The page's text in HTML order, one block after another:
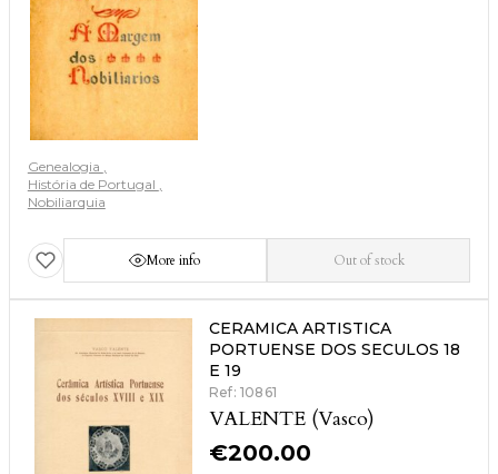
Genealogia
História de Portugal
Nobiliarquia
More info Out of stock
CERAMICA ARTISTICA
PORTUENSE DOS SECULOS 18
E 19
Ref: 10861
VALENTE (Vasco)
€200.00